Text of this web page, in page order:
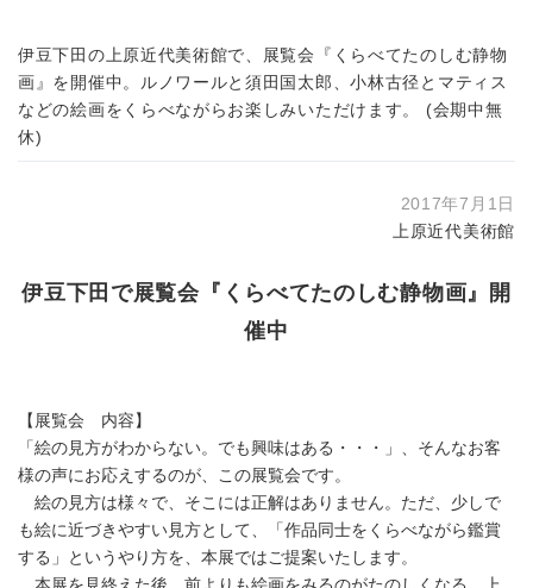
伊豆下田の上原近代美術館で、展覧会『くらべてたのしむ静物
画』を開催中。ルノワールと須田国太郎、小林古径とマティス
などの絵画をくらべながらお楽しみいただけます。 (会期中無
休)
2017年7月1日
上原近代美術館
伊豆下田で展覧会『くらべてたのしむ静物画』開
催中
【展覧会 内容】
「絵の見方がわからない。でも興味はある・・・」、そんなお客
様の声にお応えするのが、この展覧会です。
絵の見方は様々で、そこには正解はありません。ただ、少しで
も絵に近づきやすい見方として、「作品同士をくらべながら鑑賞
する」というやり方を、本展ではご提案いたします。